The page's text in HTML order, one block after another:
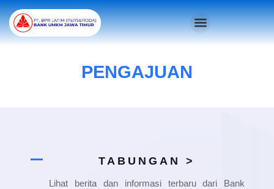
Skip
to
content
Menu
PENGAJUAN
TABUNGAN >
Lihat berita dan informasi terbaru dari Bank